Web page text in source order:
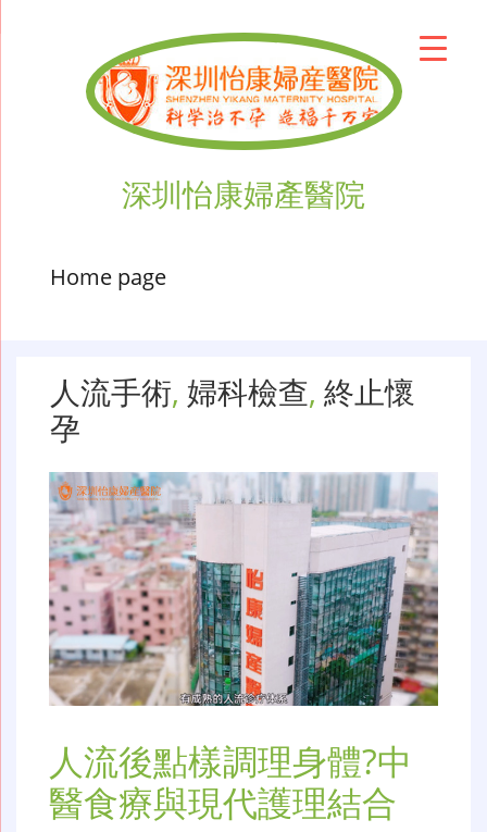
深圳怡康婦產醫院
Home page
人流手術, 婦科檢查, 終止懷
孕
人流後點樣調理身體?中
醫食療與現代護理結合